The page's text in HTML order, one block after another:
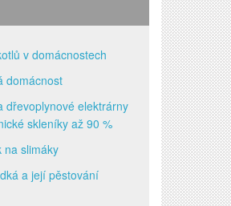
v domácnostech
domácnost
dřevoplynové elektrárny
skleníky až 90 %
na slimáky
a její pěstování